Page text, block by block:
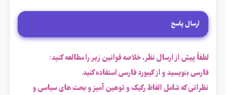
ارسال پاسخ
لطفاً پیش از ارسال نظر، خلاصه قوانین زیر را مطالعه کنید:
فارسی بنویسید و از کیبورد فارسی استفاده کنید.
نظراتی که شامل الفاظ رکیک و توهین آمیز و بحث های سیاسی و